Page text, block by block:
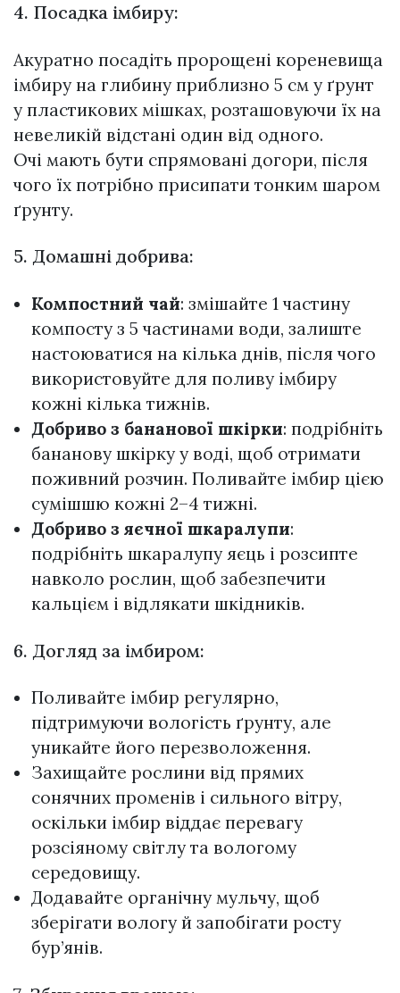
4. Посадка імбиру:
Акуратно посадіть пророщені кореневища
імбиру на глибину приблизно 5 см у ґрунт
у пластикових мішках, розташовуючи їх на
невеликій відстані один від одного.
Очі мають бути спрямовані догори, після
чого їх потрібно присипати тонким шаром
ґрунту.
5. Домашні добрива:
Компостний чай: змішайте 1 частину
компосту з 5 частинами води, залиште
настоюватися на кілька днів, після чого
використовуйте для поливу імбиру
кожні кілька тижнів.
Добриво з бананової шкірки: подрібніть
бананову шкірку у воді, щоб отримати
поживний розчин. Поливайте імбир цією
сумішшю кожні 2–4 тижні.
Добриво з яєчної шкаралупи:
подрібніть шкаралупу яєць і розсипте
навколо рослин, щоб забезпечити
кальцієм і відлякати шкідників.
6. Догляд за імбиром:
Поливайте імбир регулярно,
підтримуючи вологість ґрунту, але
уникайте його перезволоження.
Захищайте рослини від прямих
сонячних променів і сильного вітру,
оскільки імбир віддає перевагу
розсіяному світлу та вологому
середовищу.
Додавайте органічну мульчу, щоб
зберігати вологу й запобігати росту
бур’янів.